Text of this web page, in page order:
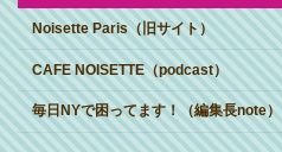
Noisette Paris（旧サイト）
CAFE NOISETTE（podcast）
毎日NYで困ってます！（編集長note）